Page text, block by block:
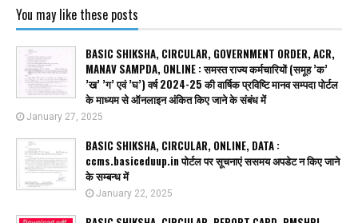
You may like these posts
BASIC SHIKSHA, CIRCULAR, GOVERNMENT ORDER, ACR,
MANAV SAMPDA, ONLINE : समस्त राज्य कर्मचारियों (समूह ’क’
’ख’ ’ग’ एवं ’घ’) वर्ष 2024-25 की वार्षिक प्रविष्टि मानव सम्पदा पोर्टल
के माध्यम से ऑनलाइन अंकित किए जाने के संबंध में
January 27, 2025
BASIC SHIKSHA, CIRCULAR, ONLINE, DATA :
ccms.basiceduup.in पोर्टल पर सूचनाएं ससमय अपडेट न किए जाने
के सम्बन्ध में
January 22, 2025